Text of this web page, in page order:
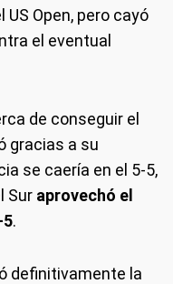
Open, pero cayó
el eventual
de conseguir el
gracias a su
se caería en el 5-5,
Sur aprovechó el
5.
definitivamente la